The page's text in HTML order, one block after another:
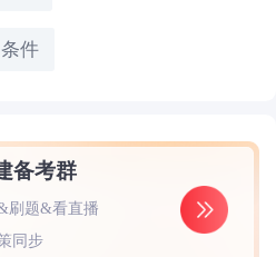
件
备考群
刷题&看直播
同步